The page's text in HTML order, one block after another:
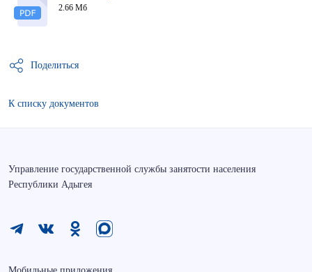
2.66 Мб
Поделиться
К списку документов
Управление государственной службы занятости населения
Республики Адыгея